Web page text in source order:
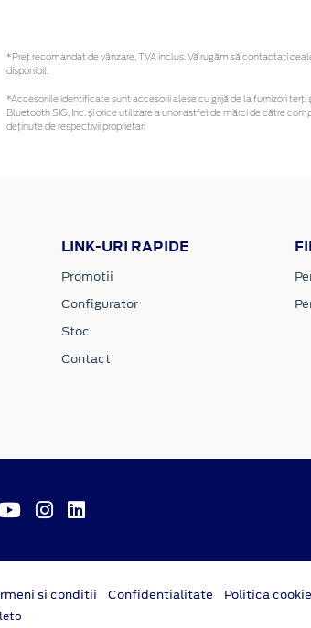
*Preţ recomandat de vânzare, TVA inclus. Vă rugăm să contactaţi
disponibil.
*Accesoriile identificate sunt accesorii alese cu grijă de la furnizori
Bluetooth SIG, Inc. și orice utilizare a unor astfel de mărci de către
deținute de respectivii proprietari
LINK-URI RAPIDE
Promotii
Configurator
Stoc
Contact
si conditii Confidentialitate Politica